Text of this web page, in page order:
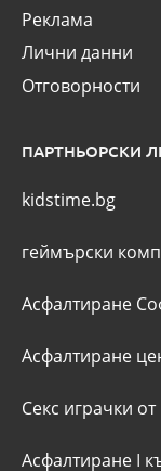
Реклама
Лични данни
Отговорности
ПАРТНЬОРСКИ
kidstime.bg
геймърски
Асфалтиране
Асфалтиране
Секс играчки
Асфалтиране I